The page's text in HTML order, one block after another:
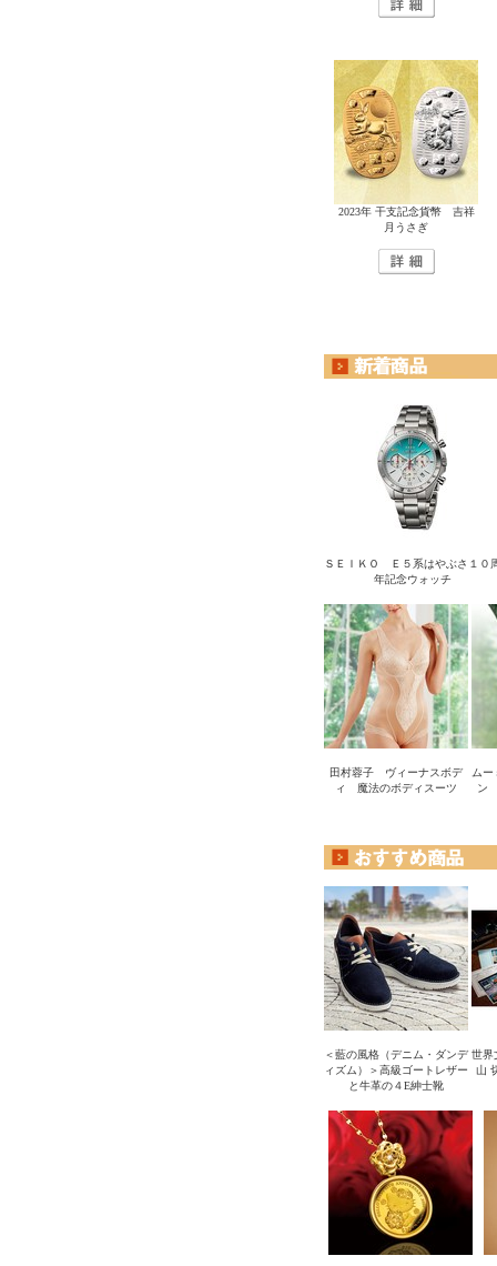
2023年 干支記念貨幣 吉祥
月うさぎ
ＳＥＩＫＯ Ｅ５系はやぶさ１０
年記念ウォッチ
田村蓉子 ヴィーナスボデ
ィ 魔法のボディスーツ
ム
ン
＜藍の風格（デニム・ダンデ
ィズム）＞高級ゴートレザー
と牛革の４E紳士靴
世界
山